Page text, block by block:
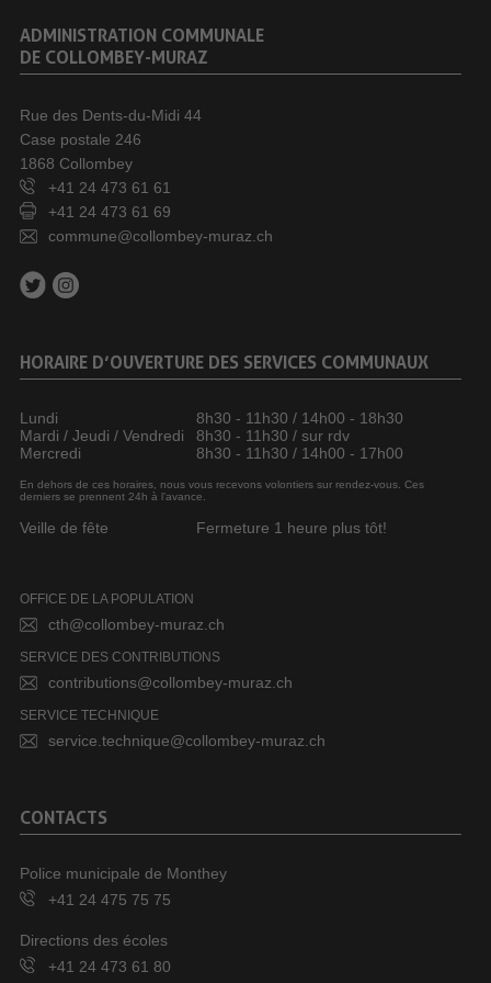
ADMINISTRATION COMMUNALE
DE COLLOMBEY-MURAZ
Rue des Dents-du-Midi 44
Case postale 246
1868 Collombey
+41 24 473 61 61
+41 24 473 61 69
commune@collombey-muraz.ch
HORAIRE D’OUVERTURE DES SERVICES COMMUNAUX
Lundi
8h30 - 11h30 / 14h00 - 18h30
Mardi / Jeudi / Vendredi
8h30 - 11h30 / sur rdv
Mercredi
8h30 - 11h30 / 14h00 - 17h00
En dehors de ces horaires, nous vous recevons volontiers sur rendez-vous. Ces
derniers se prennent 24h à l’avance.
Veille de fête Fermeture 1 heure plus tôt!
OFFICE DE LA POPULATION
cth@collombey-muraz.ch
SERVICE DES CONTRIBUTIONS
contributions@collombey-muraz.ch
SERVICE TECHNIQUE
service.technique@collombey-muraz.ch
CONTACTS
Police municipale de Monthey
+41 24 475 75 75
Directions des écoles
+41 24 473 61 80